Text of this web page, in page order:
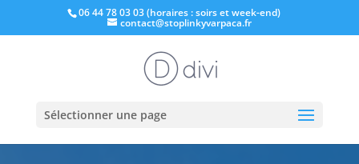
06 44 78 03 03 (horaires : soirs et week-end)
contact@stoplinkyvarpaca.fr
Sélectionner une page